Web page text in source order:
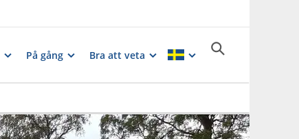
På gång Bra att veta